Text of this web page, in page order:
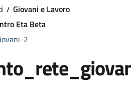
Giovani e Lavoro
Eta Beta
2